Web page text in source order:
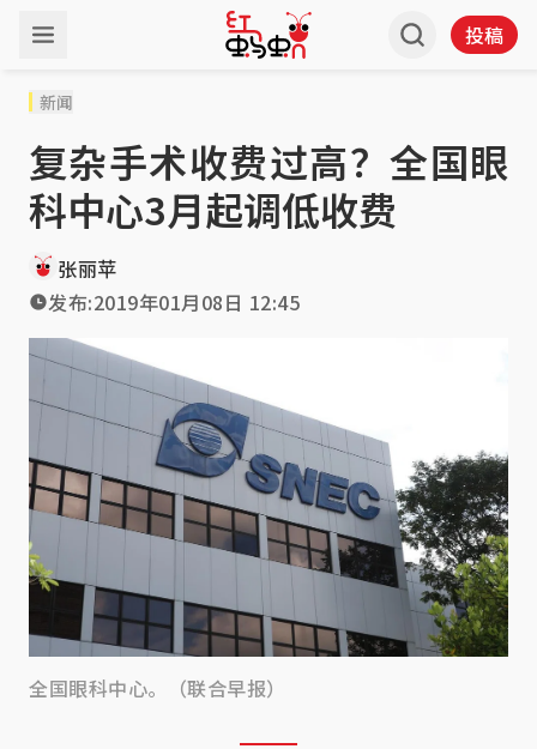
投稿
新闻
复杂手术收费过高？全国眼
科中心3月起调低收费
张丽苹
发布:2019年01月08日 12:45
全国眼科中心。（联合早报）